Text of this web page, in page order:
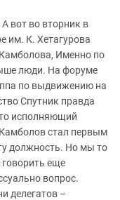
вот во вторник в
им. К. Хетагурова
Именно по
люди. На форуме
по выдвижению на
Спутник правда
исполняющий
стал первым
должность. Но мы то
говорить еще
вопрос.
делегатов –